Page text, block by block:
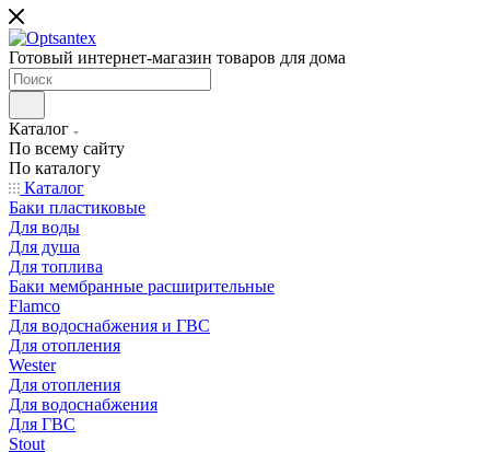
Готовый интернет-магазин товаров для дома
Каталог
По всему сайту
По каталогу
Каталог
Баки пластиковые
Для воды
Для душа
Для топлива
Баки мембранные расширительные
Flamco
Для водоснабжения и ГВС
Для отопления
Wester
Для отопления
Для водоснабжения
Для ГВС
Stout